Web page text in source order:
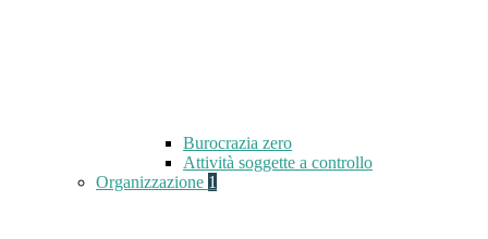
Burocrazia zero
Attività soggette a controllo
Organizzazione 1